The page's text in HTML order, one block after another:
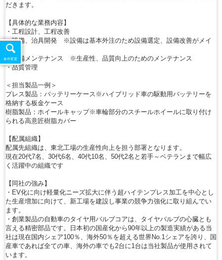
だきます。
【具体的な業務内容】
・工程設計、工程改善
・設備、治具開発 ※設備は基本外注のため設備選定、設備改善がメイ
ン
・設備メンテナンス ※生産性、品質向上のためのメンテナンス
・品質管理
＜担当製品一例＞
プレス製品：バッテリーケース※ハイブリッド車の駆動用バッテリーを
格納する板金ケース
樹脂製品：ホイールキャップ※車輪部分のスチールホイールに取り付け
られる高意匠樹脂カバー
【配属組織】
配属先組織は、東北工場の生産性向上を担う部署となります。
現在20代7名、30代6名、40代10名、50代2名と若手～ベテランまで幅広
く活躍中の組織です
【同社の強み】
・EV化に向け軽量化ニーズ拡大に伴う超ハイテンプレス加工を中心とし
た生産増加に向けて、新工場を建設し事業の競争力強化に取り組んでい
ます。
・創業製品の自動車のタイヤ用バルブコアは、タイヤバルブの心臓とも
言える精密部品です。日本初の国産化から90年以上の製造実績がある当
社は現在国内シェア100％、海外50％を超える世界No.1シェアを誇り、国
産車であれば全ての車、海外の車でも2台に1台は当社製品が使用されて
います。
条件変更